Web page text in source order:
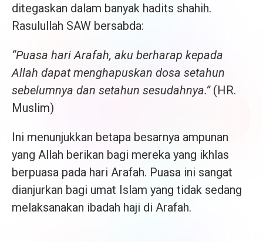
ditegaskan dalam banyak hadits shahih.
Rasulullah SAW bersabda:
“Puasa hari Arafah, aku berharap kepada
Allah dapat menghapuskan dosa setahun
sebelumnya dan setahun sesudahnya.” (HR.
Muslim)
Ini menunjukkan betapa besarnya ampunan
yang Allah berikan bagi mereka yang ikhlas
berpuasa pada hari Arafah. Puasa ini sangat
dianjurkan bagi umat Islam yang tidak sedang
melaksanakan ibadah haji di Arafah.